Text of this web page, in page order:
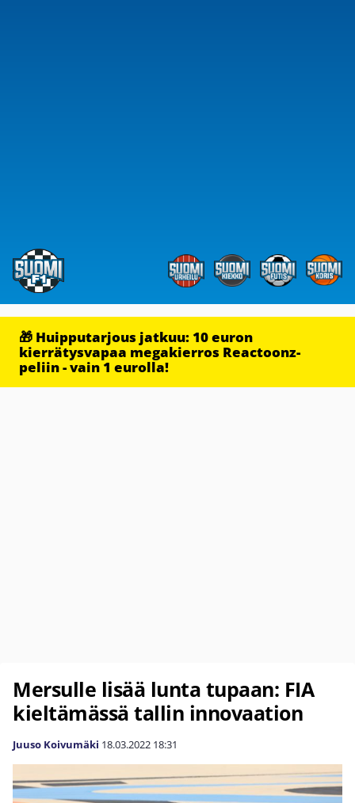
🎁 Huipputarjous jatkuu: 10 euron
kierrätysvapaa megakierros Reactoonz-
peliin - vain 1 eurolla!
Mersulle lisää lunta tupaan: FIA
kieltämässä tallin innovaation
Juuso Koivumäki 18.03.2022 18:31